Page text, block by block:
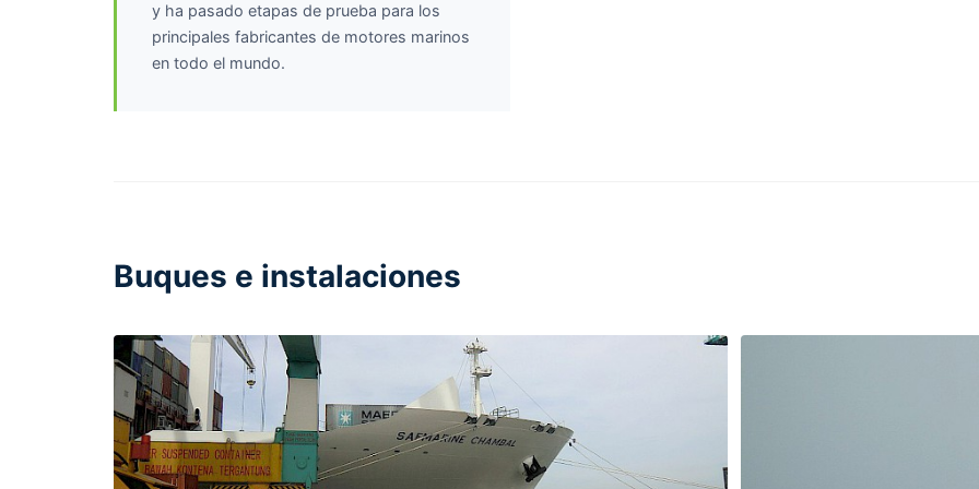
y ha pasado etapas de prueba para los
principales fabricantes de motores marinos
en todo el mundo.
Buques e instalaciones